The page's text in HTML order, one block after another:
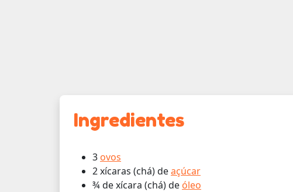
Ingredientes
3 ovos
2 xícaras (chá) deaçúcar
¾ de xícara (chá) de óleo